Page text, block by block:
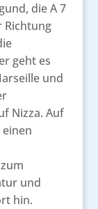
die A 7
Richtung
geht es
und
Nizza. Auf
und
hin.